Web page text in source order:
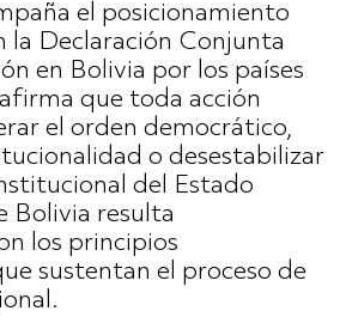
el posicionamiento
la Declaración Conjunta
en Bolivia por los países
que toda acción
el orden democrático,
o desestabilizar
del Estado
Bolivia resulta
los principios
sustentan el proceso de